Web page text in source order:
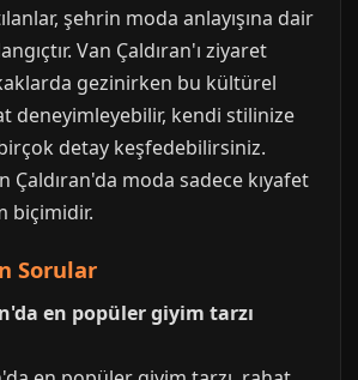
şehrin moda anlayışına dair
Van Çaldıran'ı ziyaret
gezinirken bu kültürel
deneyimleyebilir, kendi stilinize
detay keşfedebilirsiniz.
Çaldıran'da moda sadece kıyafet
biçimidir.
Sorular
en popüler giyim tarzı